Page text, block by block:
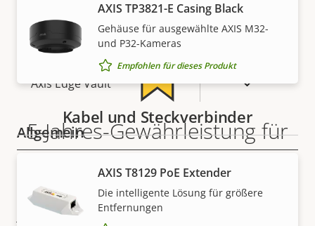
Secure keystore
Secure
Element (CC
Axis Edge Vault Ja
Allgemein
Eigentumsbeschreibung Eigentumswert
Remote-Fokus
Remote-Zoom
AXIS TP3821-E Casing Black
Gehäuse für ausgewählte AXIS M32-
und P32-Kameras
Empfohlen für dieses Produkt
Kabel und Steckverbinder
AXIS T8129 PoE Extender
Die intelligente Lösung für größere
Entfernungen
5-Jahres-Gewährleistung für
ein sicheres Gefühl
Unsere neue 5-jährige Gewährleistung bietet
jahrelangen störungsfreien Betrieb und Kontrolle